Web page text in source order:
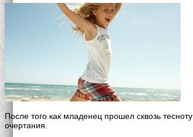
После того как младенец прошел сквозь
очертания.